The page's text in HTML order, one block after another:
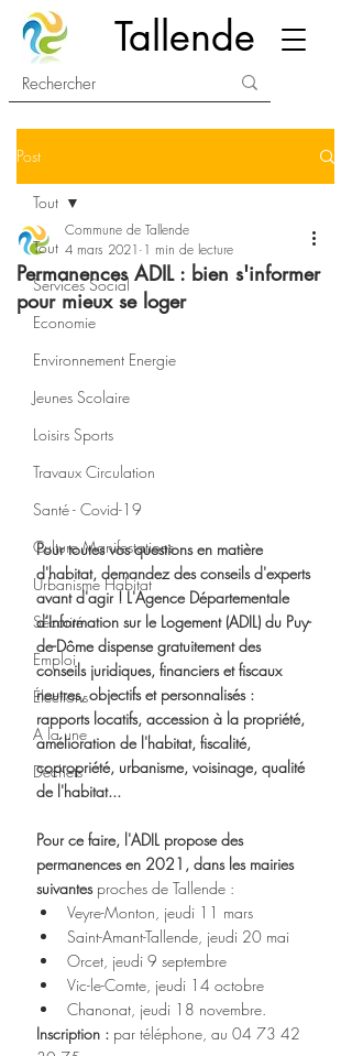
Tallende
Post
Tout
Services Social
Economie
Environnement Energie
Jeunes Scolaire
Loisirs Sports
Travaux Circulation
Santé - Covid-19
Culture Manifestations
Urbanisme Habitat
Sécurité
Emploi
Élections
A la une
Déchets
Tout
Permanences ADIL : bien s'informer
pour mieux se loger
Commune de Tallende
4 mars 2021 1 min de lecture
Pour toutes vos questions en matière
d'habitat, demandez des conseils d'experts
avant d'agir ! L'Agence Départementale
d'Information sur le Logement (ADIL) du Puy-
de-Dôme dispense gratuitement des
conseils juridiques, financiers et fiscaux
neutres, objectifs et personnalisés :
rapports locatifs, accession à la propriété,
amélioration de l'habitat, fiscalité,
copropriété, urbanisme, voisinage, qualité
de l'habitat...
Pour ce faire, l'ADIL propose des
permanences en 2021, dans les mairies
suivantes proches de Tallende :
Veyre-Monton, jeudi 11 mars
Saint-Amant-Tallende, jeudi 20 mai
Orcet, jeudi 9 septembre
Vic-le-Comte, jeudi 14 octobre
Chanonat, jeudi 18 novembre.
Inscription : par téléphone, au 04 73 42